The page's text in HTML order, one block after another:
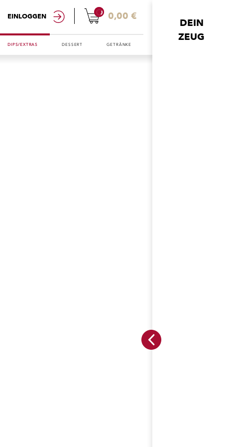
EINLOGGEN
0 0,00 €
DEIN
ZEUG
DIPS/EXTRAS DESSERT GETRÄNKE